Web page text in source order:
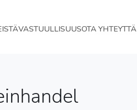
VASTUULLISUUSOTA YHTEYTTÄ